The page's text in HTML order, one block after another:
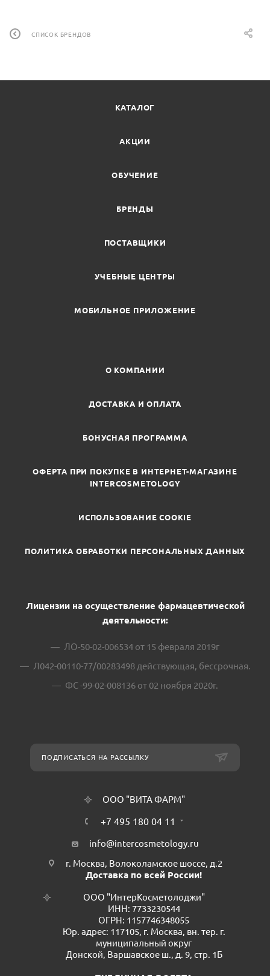
СПИСОК БРЕНДОВ
КАТАЛОГ
АКЦИИ
ОБУЧЕНИЕ
БРЕНДЫ
ПОСТАВЩИКИ
УЧЕБНЫЕ ЦЕНТРЫ
МОБИЛЬНОЕ ПРИЛОЖЕНИЕ
О КОМПАНИИ
ДОСТАВКА И ОПЛАТА
БОНУСНАЯ ПРОГРАММА
ОФЕРТА ПРИ ПОКУПКЕ В ИНТЕРНЕТ-МАГАЗИНЕ
INTERCOSMETOLOGY
ИСПОЛЬЗОВАНИЕ COOKIE
ПОЛИТИКА ОБРАБОТКИ ПЕРСОНАЛЬНЫХ ДАННЫХ
Лицензии на осуществление фармацевтической
деятельности:
ЛО-50-02-006534 от 15 февраля 2019г
Л042-00110-77/00283498 действующая, бессрочная.
ФС -99-02-008136 от 02 ноября 2020г.
ПОДПИСАТЬСЯ НА РАССЫЛКУ
ООО "ВИТА ФАРМ"
+7 495 180 04 11
info@intercosmetology.ru
г. Москва, Волоколамское шоссе, д.2
Доставка по всей России!
ООО "ИнтерКосметолоджи"
ИНН: 7733230544
ОГРН: 1157746348055
Юр. адрес: 117105, г. Москва, вн. тер. г.
муниципальный округ
Донской, Варшавское ш., д. 9, стр. 1Б